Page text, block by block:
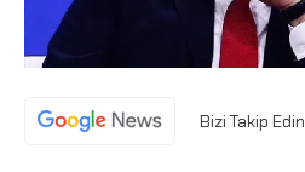
Bizi Takip Edin